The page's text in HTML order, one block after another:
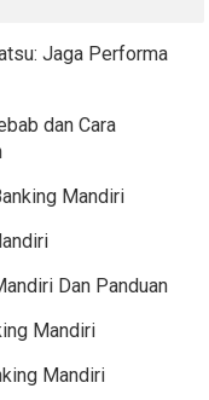
Jaga Performa
dan Cara
Mandiri
Dan Panduan
Mandiri
Mandiri